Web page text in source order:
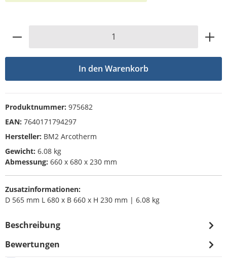
Produkt Anzahl: Gib den gewünschten
In den Warenkorb
Produktnummer: 975682
EAN: 7640171794297
Hersteller: BM2 Arcotherm
Gewicht: 6.08 kg
Abmessung: 660 x 680 x 230 mm
Zusatzinformationen:
D 565 mm L 680 x B 660 x H 230 mm | 6.08 kg
Beschreibung
Bewertungen